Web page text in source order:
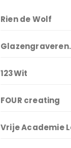
Rien de Wolf
123Wit
FOUR creating
Vrije Academie